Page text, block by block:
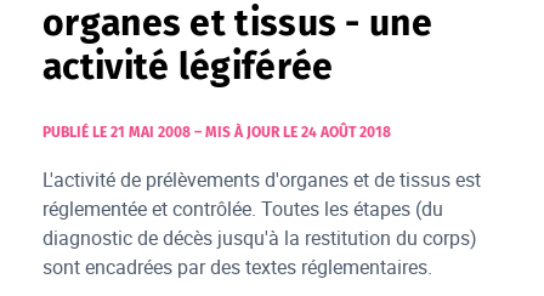
organes et tissus - une
activité légiférée
PUBLIÉ LE 21 MAI 2008 – MIS À JOUR LE 24 AOÛT 2018
L'activité de prélèvements d'organes et de tissus est
réglementée et contrôlée. Toutes les étapes (du
diagnostic de décès jusqu'à la restitution du corps)
sont encadrées par des textes réglementaires.